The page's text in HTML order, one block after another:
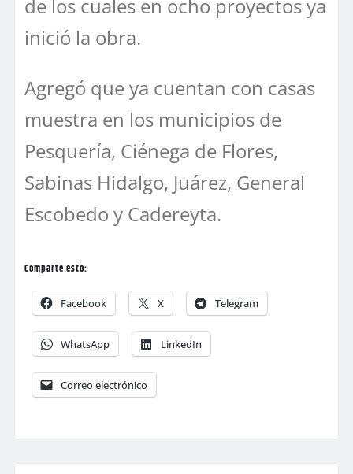
de los cuales en ocho proyectos ya
inició la obra.
Agregó que ya cuentan con casas
muestra en los municipios de
Pesquería, Ciénega de Flores,
Sabinas Hidalgo, Juárez, General
Escobedo y Cadereyta.
Comparte esto:
Facebook X Telegram
WhatsApp LinkedIn
Correo electrónico